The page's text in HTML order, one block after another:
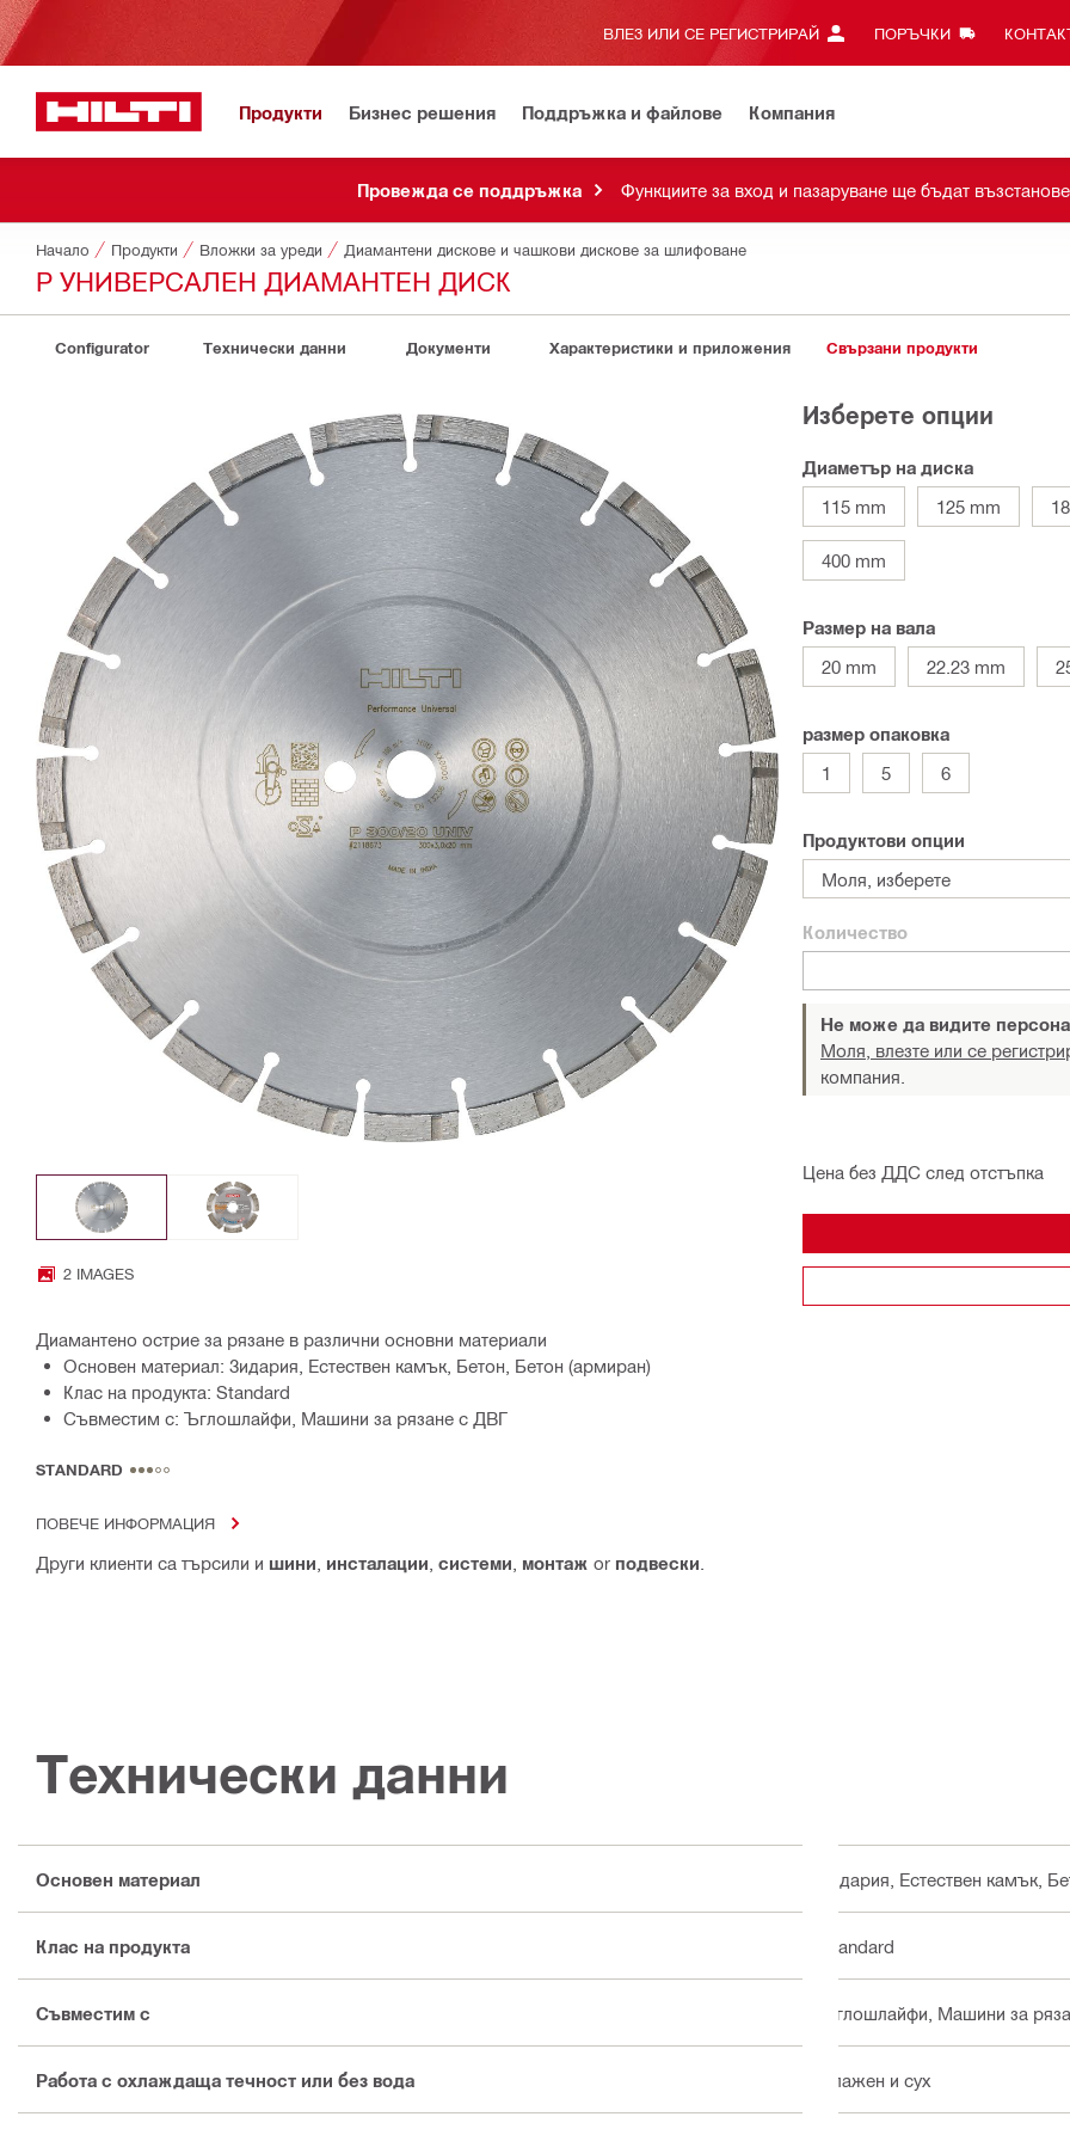
ВЛЕЗ ИЛИ СЕ РЕГИСТРИРАЙ ПОРЪЧКИ
Продукти Бизнес решения Поддръжка и файлове Компания
Провежда се поддръжка Функциите за вход и пазаруване ще бъдат
Начало Продукти Вложки за уреди Диамантени дискове и чашкови дискове за шлифоване
P УНИВЕРСАЛЕН ДИАМАНТЕН ДИСК
Configurator Технически данни Документи Характеристики и приложения Свързани продукти
2 IMAGES
Диамантено острие за рязане в различни основни материали
Основен материал: Зидария, Естествен камък, Бетон, Бетон (армиран)
Клас на продукта: Standard
Съвместим с: Ъглошлайфи, Машини за рязане с ДВГ
STANDARD
ПОВЕЧЕ ИНФОРМАЦИЯ
Други клиенти са търсили и шини инсталации системи монтаж or подвески
Изберете опции
Диаметър на диска
115 mm
125 mm
400 mm
Размер на вала
20 mm
22.23 mm
размер опаковка
1
5 6
Продуктови опции
Моля, изберете
Количество
Не може да видите
Моля, влезте или се
компания.
Цена без ДДС след отстъпка
Технически данни
Основен материал Зидария, Естествен камък,
Клас на продукта Standard
Съвместим с Ъглошлайфи, Машини за
Работа с охлаждаща течност или без вода Влажен и сух